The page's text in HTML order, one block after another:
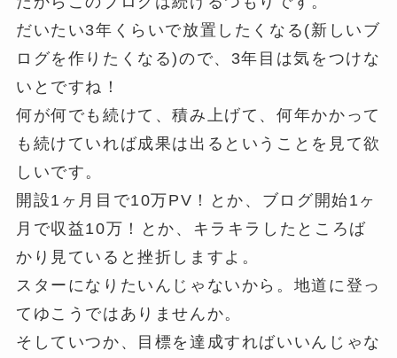
だいたい3年くらいで放置したくなる(新しいブ
ログを作りたくなる)ので、3年目は気をつけな
いとですね！
何が何でも続けて、積み上げて、何年かかって
も続けていれば成果は出るということを見て欲
しいです。
開設1ヶ月目で10万PV！とか、ブログ開始1ヶ
月で収益10万！とか、キラキラしたところば
かり見ていると挫折しますよ。
スターになりたいんじゃないから。地道に登っ
てゆこうではありませんか。
そしていつか、目標を達成すればいいんじゃな